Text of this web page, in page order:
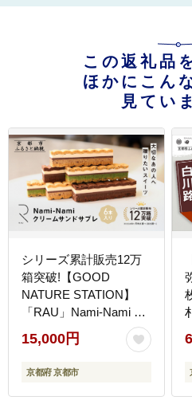
この返礼品
ほかにこん
見てい
シリーズ累計販売12万
箱突破!【GOOD
NATURE STATION】
「RAU」Nami-Nami 6
本入り［ 京都 スイーツ
ブランド クリームサン
ドサブレ 食べ比べ おし
メ お菓子 洋菓子 スイー
15,000円
京都府 京都市